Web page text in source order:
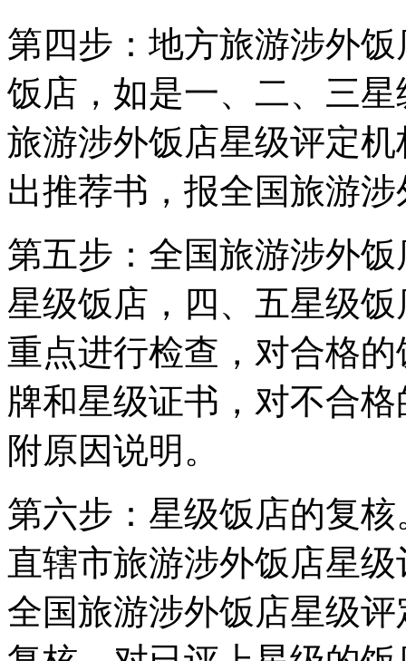
第四步：地方旅游涉外
饭店，如是一、二、三
旅游涉外饭店星级评定
出推荐书，报全国旅游
第五步：全国旅游涉外
星级饭店，四、五星级
重点进行检查，对合格
牌和星级证书，对不合
附原因说明。
第六步：星级饭店的复
直辖市旅游涉外饭店星
全国旅游涉外饭店星级